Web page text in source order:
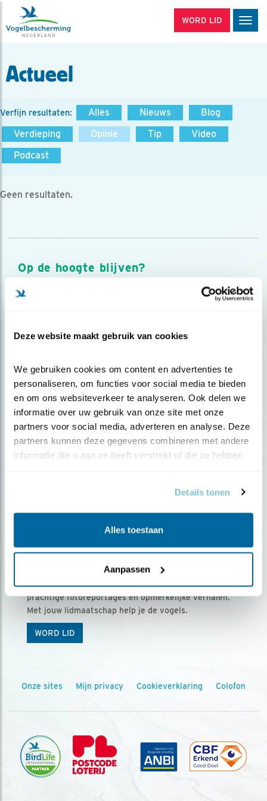
Deze website maakt gebruik van cookies
We gebruiken cookies om content en advertenties te
personaliseren, om functies voor social media te bieden
en om ons websiteverkeer te analyseren. Ook delen we
informatie over uw gebruik van onze site met onze
partners voor social media, adverteren en analyse. Deze
partners kunnen deze gegevens combineren met andere
informatie die u aan ze heeft verstrekt of die ze hebben
Details tonen
Alles toestaan
Aanpassen
WORD LID
Actueel
Verfijn resultaten: Alles Nieuws
Blog
Verdieping
Opinie Tip
Video
Podcast
Geen resultaten.
Op de hoogte blijven?
Meld je aan en ontvang nieuws, inspiratie, acties en tips
over vogels en activiteiten van Vogelbescherming.
Ontvang 5 x Vogels voor € 36,00 per jaar
Vogels is het tijdschrift voor onze leden, met
prachtige fotoreportages en opmerkelijke verhalen.
Met jouw lidmaatschap help je de vogels.
WORD LID
Onze sites Mijn privacy Cookieverklaring Colofon